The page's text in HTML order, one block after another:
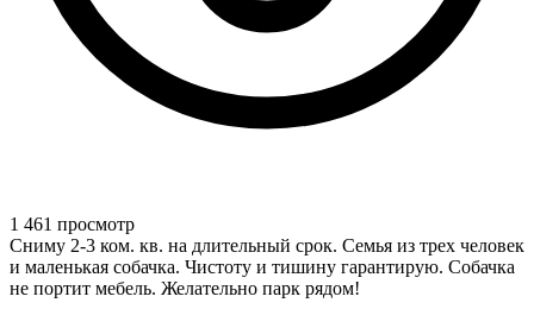
1 461 просмотр
Сниму 2-3 ком. кв. на длительный срок. Семья из трех человек
и маленькая собачка. Чистоту и тишину гарантирую. Собачка
не портит мебель. Желательно парк рядом!